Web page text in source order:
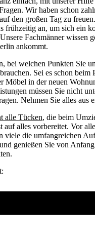
Wir haben schon
den großen Tag zu
frühzeitig an, um sich ein
Fachmänner wissen
ankommt.
bei welchen Punkten Sie
brauchen. Sei es schon beim
Möbel in der neuen
müssen Sie nicht
Nehmen Sie alles aus
alle Tücken, die beim
auf alles vorbereitet. Vor
viele die umfangreichen
genießen Sie von